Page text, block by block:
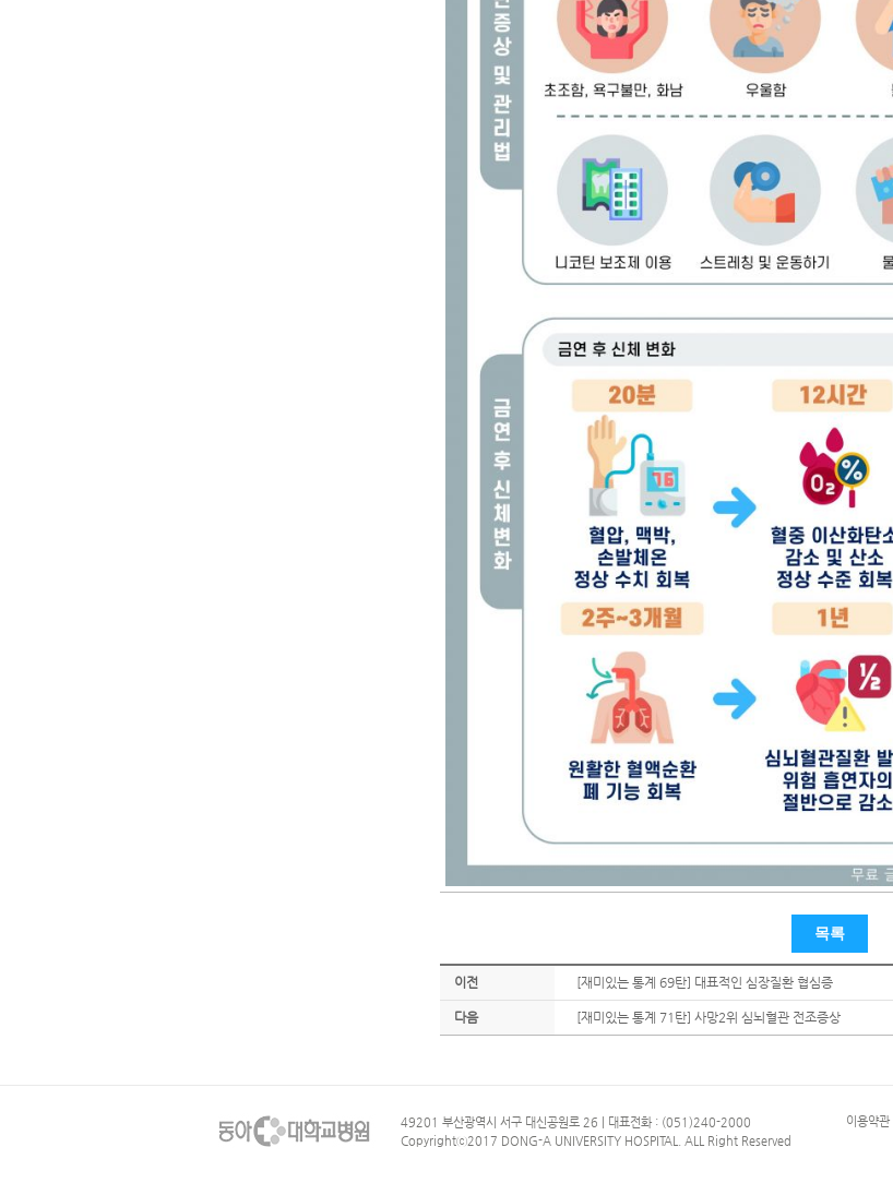
목록
이전 [재미있는 통계 69탄] 대표적인 심장질환 협심증
다음 [재미있는 통계 71탄] 사망2위 심뇌혈관 전조증상
49201 부산광역시 서구 대신공원로 26 | 대표전화 : (051)240-2000
Copyrightⓒ2017 DONG-A UNIVERSITY HOSPITAL. ALL Right Reserved
이용약관